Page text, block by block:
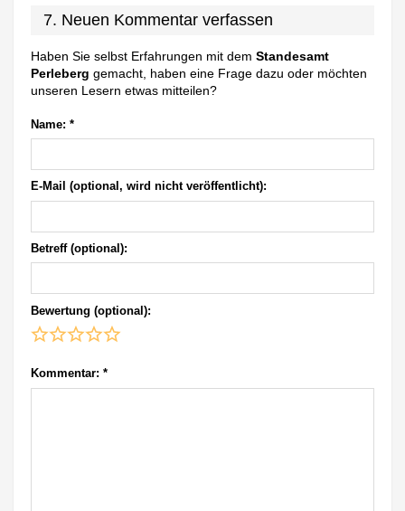
7. Neuen Kommentar verfassen
Haben Sie selbst Erfahrungen mit demStandesamt
Perleberg gemacht, haben eine Frage dazu oder möchten
unseren Lesern etwas mitteilen?
Name: *
E-Mail (optional, wird nicht veröffentlicht):
Betreff (optional):
Bewertung (optional):
Kommentar: *